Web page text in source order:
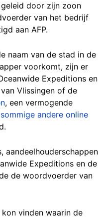
door zijn zoon
van het bedrijf
aan AFP.
naam van de stad in de
voorkomt, zijn er
Expeditions en
Vlissingen of de
, een vermogende
sommige andere online
aandeelhouderschappen
Expeditions en de
de woordvoerder van
vinden waarin de